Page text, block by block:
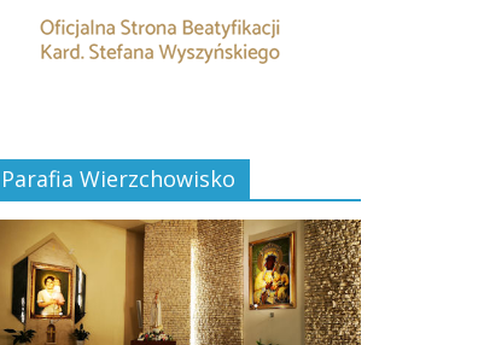
Parafia Wierzchowisko